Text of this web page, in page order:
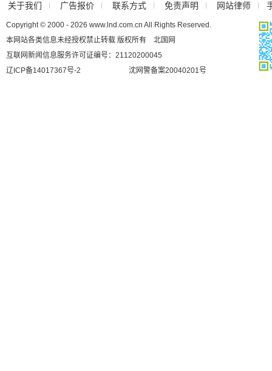
关于我们 广告报价 联系方式 免责声明 网站律师
Copyright © 2000 - 2026 www.lnd.com.cn All Rights Reserved.
本网站各类信息未经授权禁止转载 版权所有 北国网
互联网新闻信息服务许可证编号：21120200045
辽ICP备14017367号-2
沈网警备案20040201号